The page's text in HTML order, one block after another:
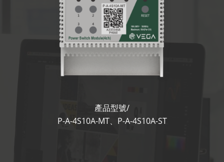
產品型號/
P-A-4S10A-MT、P-A-4S10A-ST